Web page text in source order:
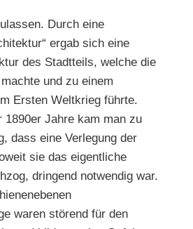
Durch eine
ergab sich eine
des Stadtteils, welche die
und zu einem
Ersten Weltkrieg führte.
1890er Jahre kam man zu
dass eine Verlegung der
sie das eigentliche
dringend notwendig war.
waren störend für den